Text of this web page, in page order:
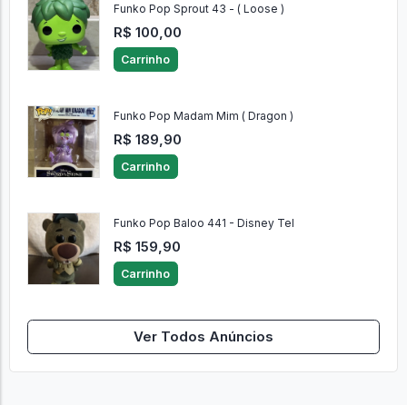
Funko Pop Sprout 43 - ( Loose )
R$ 100,00
Carrinho
Funko Pop Madam Mim ( Dragon )
R$ 189,90
Carrinho
Funko Pop Baloo 441 - Disney Tel
R$ 159,90
Carrinho
Ver Todos Anúncios